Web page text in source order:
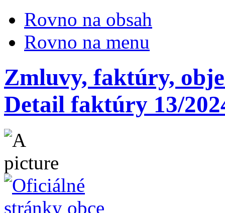
Rovno na obsah
Rovno na menu
Zmluvy, faktúry,
Detail faktúry 13/